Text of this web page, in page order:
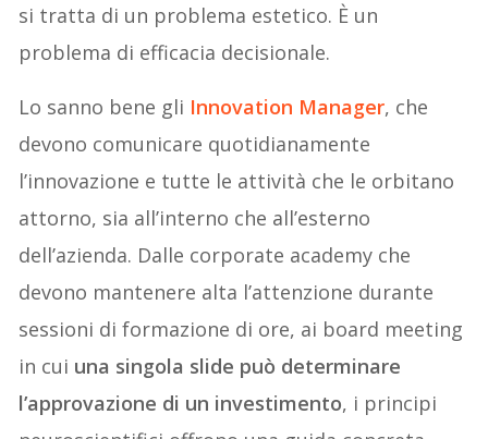
si tratta di un problema estetico. È un
problema di efficacia decisionale.
Lo sanno bene gli Innovation Manager, che
devono comunicare quotidianamente
l’innovazione e tutte le attività che le orbitano
attorno, sia all’interno che all’esterno
dell’azienda. Dalle corporate academy che
devono mantenere alta l’attenzione durante
sessioni di formazione di ore, ai board meeting
in cui una singola slide può determinare
l’approvazione di un investimento, i principi